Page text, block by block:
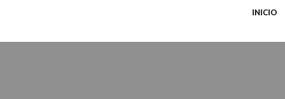
INICIO